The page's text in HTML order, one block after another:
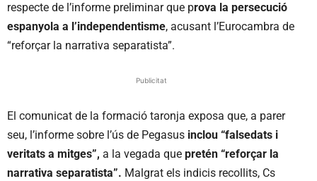
respecte de l’informe preliminar que prova la persecució
espanyola a l’independentisme, acusant l’Eurocambra de
“reforçar la narrativa separatista”.
Publicitat
El comunicat de la formació taronja exposa que, a parer
seu, l’informe sobre l’ús de Pegasus inclou “falsedats i
veritats a mitges”, a la vegada que pretén “reforçar la
narrativa separatista”. Malgrat els indicis recollits, Cs